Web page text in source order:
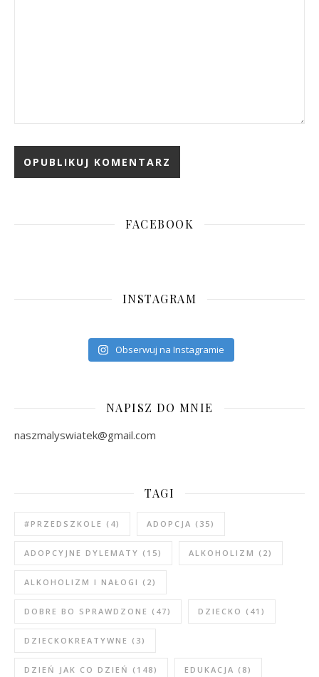
FACEBOOK
INSTAGRAM
Obserwuj na Instagramie
NAPISZ DO MNIE
naszmalyswiatek@gmail.com
TAGI
#PRZEDSZKOLE (4) ADOPCJA (35)
ADOPCYJNE DYLEMATY (15) ALKOHOLIZM (2)
ALKOHOLIZM I NAŁOGI (2)
DOBRE BO SPRAWDZONE (47) DZIECKO (41)
DZIECKOKREATYWNE (3)
DZIEŃ JAK CO DZIEŃ (148) EDUKACJA (8)